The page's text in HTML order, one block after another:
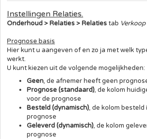
Instellingen Relaties.
Onderhoud > Relaties > Relatiestab
Prognose basis
Hier kunt u aangeven of en zo ja met welk
werkt.
U kunt kiezen uit de volgende mogelijkheden:
Geen, de afnemer heeft geen
Prognose (standaard), de kolom
voor de prognose
Besteld (dynamisch), de kolom besteld
prognose
Geleverd (dynamisch), de kolom
prognose